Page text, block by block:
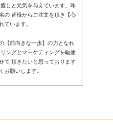
しと元気を与えています。昨
の 皆様からご注文を頂き【心
ています。
【前向きな一歩】の力となれ
ングとマーケティングを駆使
て 頂きたいと思っております
お願いします。